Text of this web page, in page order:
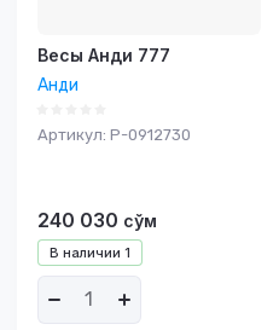
Весы Анди 777
Анди
Артикул: P-0912730
В наличии 1
240 030 сўм